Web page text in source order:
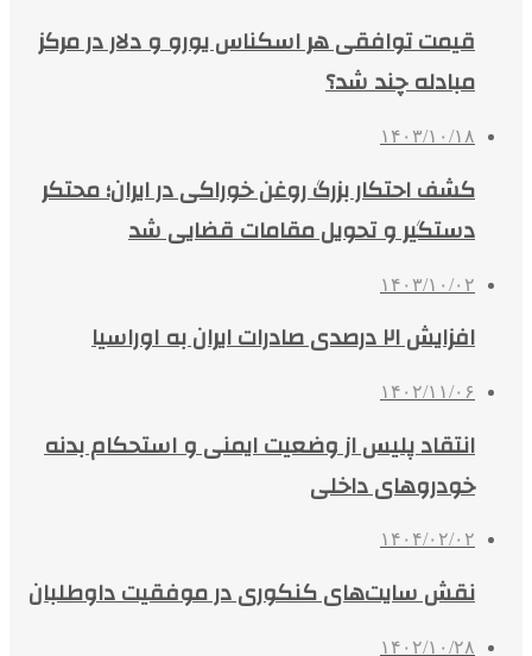
قیمت توافقی هر اسکناس یورو و دلار در مرکز
مبادله چند شد؟
۱۴۰۳/۱۰/۱۸
کشف احتکار بزرگ روغن خوراکی در ایران؛ محتکر
دستگیر و تحویل مقامات قضایی شد
۱۴۰۳/۱۰/۰۲
افزایش ۲۱ درصدی صادرات ایران به اوراسیا
۱۴۰۲/۱۱/۰۶
انتقاد پلیس از وضعیت ایمنی و استحکام بدنه
خودروهای داخلی
۱۴۰۴/۰۲/۰۲
نقش سایت‌های کنکوری در موفقیت داوطلبان
۱۴۰۲/۱۰/۲۸